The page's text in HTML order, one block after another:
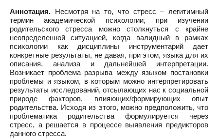
Аннотация. Несмотря на то, что стресс – легитимный
термин академической психологии, при изучении
родительского стресса можно столкнуться с крайне
неопределенной ситуацией, когда валидный в рамках
психологии как дисциплины инструментарий дает
конкретные результаты, не давая, при этом, языка для их
описания, анализа и дальнейшей интерпретации.
Возникает проблема разрыва между языком постановки
проблемы и языком, в которым можно интерпретировать
результаты исследований, отсылающих нас к социальной
природе факторов, влияющих/формирующих опыт
родительства. Исходя из этого, можно предположить, что
проблематика родительства формулируется через
стресс, а решается в процессе выявления предикторов
данного стресса.